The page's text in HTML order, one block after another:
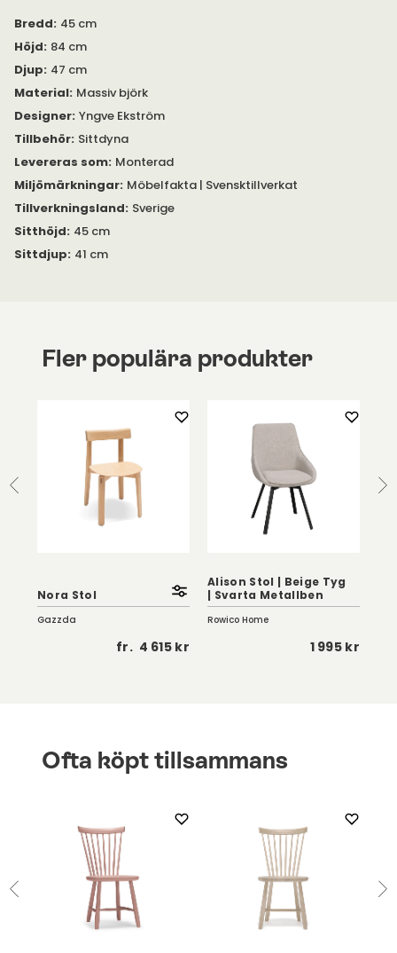
Pinnockio är formgiven av Yngve Ekström.
Pinnstolen är tillverkad av massiv björk eller massiv ek. Den
finns tillgänglig i flera behandlingar och kulörer. Stolen har
stabila ben, som är fastskruvade i sitsen. Det gör att stolen blir
stadig.
Pinnockio har ett nätt formspråk. Den nätta formen gör att
pinnstolen passar väl till flera former av bord. Du kan placera
Pinnockio runt bordet Carl, eller runt bordet Miss Holly från
Stolab.
Bredd: 45 cm
Höjd: 84 cm
Djup: 47 cm
Material: Massiv björk
Designer: Yngve Ekström
Tillbehör: Sittdyna
Levereras som: Monterad
Miljömärkningar: Möbelfakta | Svensktillverkat
Tillverkningsland: Sverige
Sitthöjd: 45 cm
Sittdjup: 41 cm
Fler populära produkter
Nora Stol
Gazzda
fr. 4 615 kr
Alison Stol | Beige Tyg
| Svarta Metallben
Rowico Home
1 995 kr
Ofta köpt tillsammans